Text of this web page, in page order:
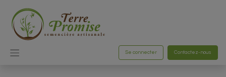
Se connecter Contactez-nous